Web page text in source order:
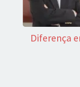
Diferença